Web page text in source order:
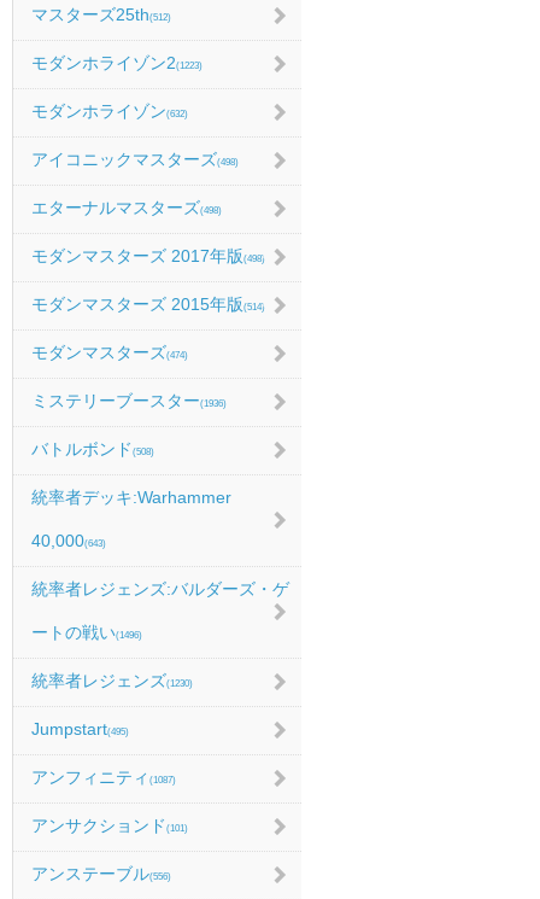
マスターズ25th(512)
モダンホライゾン2(1223)
モダンホライゾン(632)
アイコニックマスターズ(498)
エターナルマスターズ(498)
モダンマスターズ 2017年版(498)
モダンマスターズ 2015年版(514)
モダンマスターズ(474)
ミステリーブースター(1936)
バトルボンド (508)
統率者デッキ:Warhammer
40,000(643)
統率者レジェンズ:バルダーズ・ゲ
ートの戦い(1496)
統率者レジェンズ(1230)
Jumpstart(495)
アンフィニティ (1087)
アンサクションド (101)
アンステーブル(556)